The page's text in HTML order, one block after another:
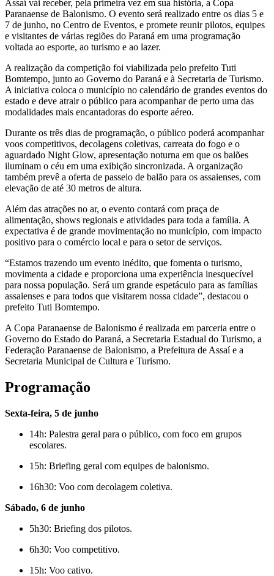
Assaí vai receber, pela primeira vez em sua história, a Copa
Paranaense de Balonismo. O evento será realizado entre os dias 5 e
7 de junho, no Centro de Eventos, e promete reunir pilotos, equipes
e visitantes de várias regiões do Paraná em uma programação
voltada ao esporte, ao turismo e ao lazer.
A realização da competição foi viabilizada pelo prefeito Tuti
Bomtempo, junto ao Governo do Paraná e à Secretaria de Turismo.
A iniciativa coloca o município no calendário de grandes eventos do
estado e deve atrair o público para acompanhar de perto uma das
modalidades mais encantadoras do esporte aéreo.
Durante os três dias de programação, o público poderá acompanhar
voos competitivos, decolagens coletivas, carreata do fogo e o
aguardado Night Glow, apresentação noturna em que os balões
iluminam o céu em uma exibição sincronizada. A organização
também prevê a oferta de passeio de balão para os assaienses, com
elevação de até 30 metros de altura.
Além das atrações no ar, o evento contará com praça de
alimentação, shows regionais e atividades para toda a família. A
expectativa é de grande movimentação no município, com impacto
positivo para o comércio local e para o setor de serviços.
“Estamos trazendo um evento inédito, que fomenta o turismo,
movimenta a cidade e proporciona uma experiência inesquecível
para nossa população. Será um grande espetáculo para as famílias
assaienses e para todos que visitarem nossa cidade”, destacou o
prefeito Tuti Bomtempo.
A Copa Paranaense de Balonismo é realizada em parceria entre o
Governo do Estado do Paraná, a Secretaria Estadual do Turismo, a
Federação Paranaense de Balonismo, a Prefeitura de Assaí e a
Secretaria Municipal de Cultura e Turismo.
Programação
Sexta-feira, 5 de junho
14h: Palestra geral para o público, com foco em grupos
escolares.
15h: Briefing geral com equipes de balonismo.
16h30: Voo com decolagem coletiva.
Sábado, 6 de junho
5h30: Briefing dos pilotos.
6h30: Voo competitivo.
15h: Voo cativo.